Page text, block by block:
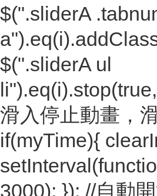
$(".sliderA
$(".sliderA ul
滑入停止動畫，
if(myTime){
3000); }); //自動